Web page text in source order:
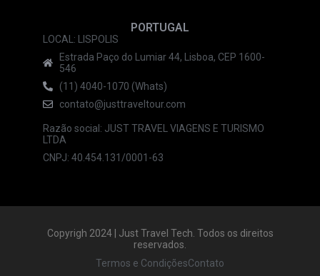
PORTUGAL
LOCAL: LISPOLIS
Estrada Paço do Lumiar 44, Lisboa, CEP 1600-
546
(11) 4040-1070 (Whats)
contato@justtraveltour.com
Razão social: JUST TRAVEL VIAGENS E TURISMO
LTDA
CNPJ: 40.454.131/0001-63
Copyrigh 2024 | Just Travel Tech. Todos os direitos
reservados.
Termos e CondiçõesContato